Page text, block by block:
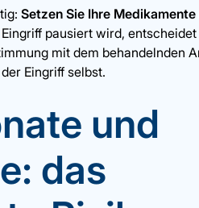
Setzen Sie Ihre
pausiert wird,
mit dem behandelnden
Eingriff selbst.
und
das